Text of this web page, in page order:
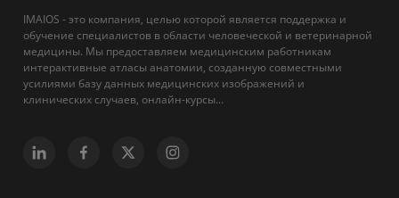
IMAIOS - это компания, целью которой является поддержка и
обучение специалистов в области человеческой и ветеринарной
медицины. Мы предоставляем медицинским работникам
интерактивные атласы анатомии, созданную совместными
усилиями базу данных медицинских изображений и
клинических случаев, онлайн-курсы...